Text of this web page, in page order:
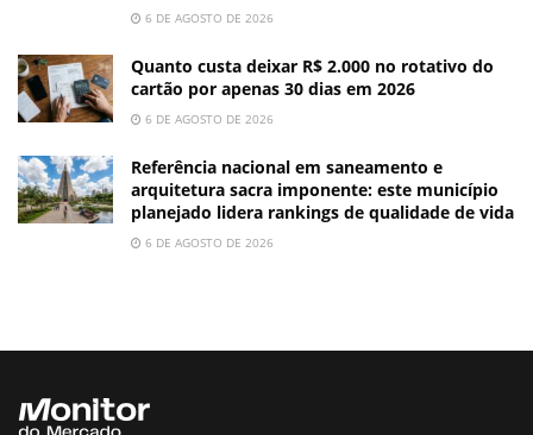
6 DE AGOSTO DE 2026
Quanto custa deixar R$ 2.000 no rotativo do
cartão por apenas 30 dias em 2026
6 DE AGOSTO DE 2026
Referência nacional em saneamento e
arquitetura sacra imponente: este município
planejado lidera rankings de qualidade de vida
6 DE AGOSTO DE 2026